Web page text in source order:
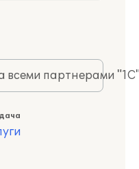
всеми партнерами